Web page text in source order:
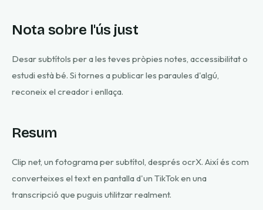
Nota sobre l'ús just
Desar subtítols per a les teves pròpies notes, accessibilitat o
estudi està bé. Si tornes a publicar les paraules d'algú,
reconeix el creador i enllaça.
Resum
Clip net, un fotograma per subtítol, després ocrX. Així és com
converteixes el text en pantalla d'un TikTok en una
transcripció que puguis utilitzar realment.